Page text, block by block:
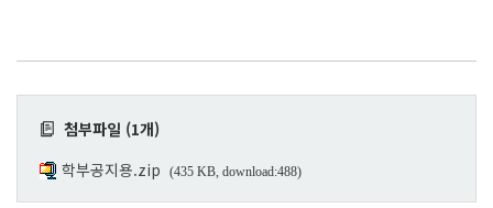
첨부파일 (1개)
학부공지용.zip
(435 KB, download:488)